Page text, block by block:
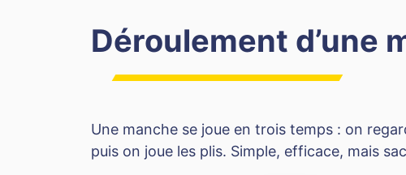
Déroulement d’une
Une manche se joue en trois temps : on
puis on joue les plis. Simple, efficace, mais